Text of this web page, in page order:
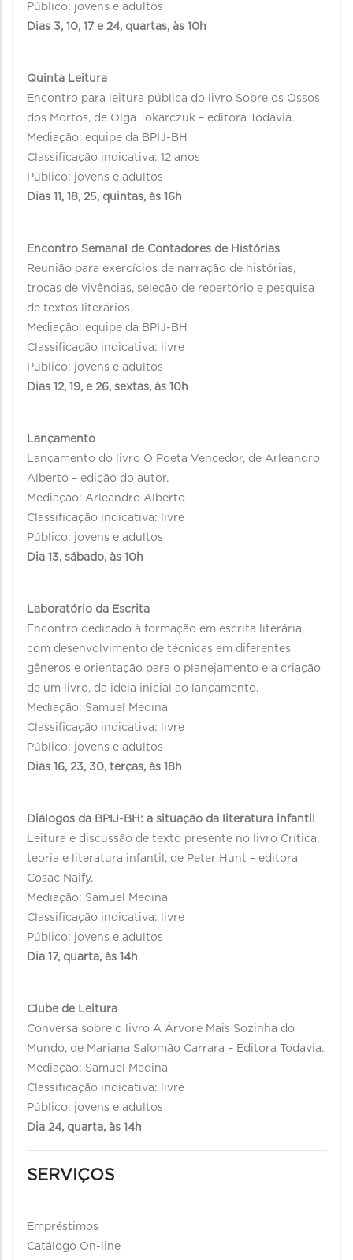
Público: jovens e adultos
Dias 3, 10, 17 e 24, quartas, às 10h
Quinta Leitura
Encontro para leitura pública do livro Sobre os Ossos
dos Mortos, de Olga Tokarczuk – editora Todavia.
Mediação: equipe da BPIJ-BH
Classificação indicativa: 12 anos
Público: jovens e adultos
Dias 11, 18, 25, quintas, às 16h
Encontro Semanal de Contadores de Histórias
Reunião para exercícios de narração de histórias,
trocas de vivências, seleção de repertório e pesquisa
de textos literários.
Mediação: equipe da BPIJ-BH
Classificação indicativa: livre
Público: jovens e adultos
Dias 12, 19, e 26, sextas, às 10h
Lançamento
Lançamento do livro O Poeta Vencedor, de Arleandro
Alberto – edição do autor.
Mediação: Arleandro Alberto
Classificação indicativa: livre
Público: jovens e adultos
Dia 13, sábado, às 10h
Laboratório da Escrita
Encontro dedicado à formação em escrita literária,
com desenvolvimento de técnicas em diferentes
gêneros e orientação para o planejamento e a criação
de um livro, da ideia inicial ao lançamento.
Mediação: Samuel Medina
Classificação indicativa: livre
Público: jovens e adultos
Dias 16, 23, 30, terças, às 18h
Diálogos da BPIJ-BH: a situação da literatura infantil
Leitura e discussão de texto presente no livro Crítica,
teoria e literatura infantil, de Peter Hunt – editora
Cosac Naify.
Mediação: Samuel Medina
Classificação indicativa: livre
Público: jovens e adultos
Dia 17, quarta, às 14h
Clube de Leitura
Conversa sobre o livro A Árvore Mais Sozinha do
Mundo, de Mariana Salomão Carrara – Editora Todavia.
Mediação: Samuel Medina
Classificação indicativa: livre
Público: jovens e adultos
Dia 24, quarta, às 14h
SERVIÇOS
Empréstimos
Catálogo On-line